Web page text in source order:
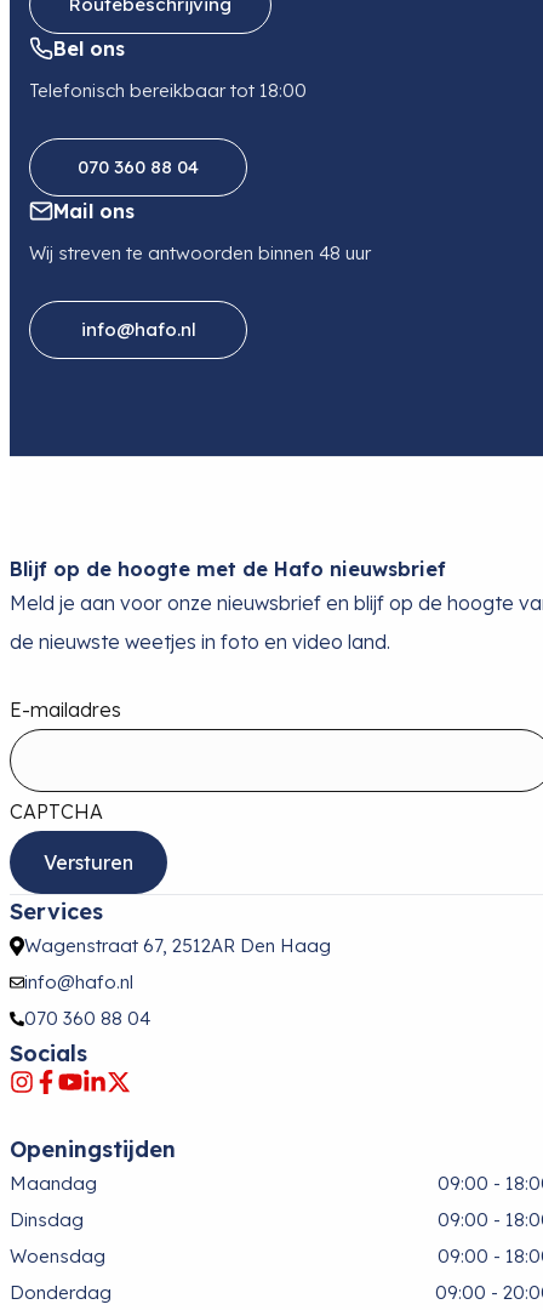
Bel ons
Telefonisch bereikbaar tot 18:00
070 360 88 04
Mail ons
Wij streven te antwoorden binnen 48 uur
info@hafo.nl
Blijf op de hoogte met de Hafo nieuwsbrief
Meld je aan voor onze nieuwsbrief en blijf op de hoogte
de nieuwste weetjes in foto en video land.
E-mailadres
CAPTCHA
Services
Wagenstraat 67, 2512AR Den Haag
info@hafo.nl
070 360 88 04
Socials
Openingstijden
Maandag
09:00 -
Dinsdag
09:00 -
Woensdag
09:00 -
Donderdag
09:00 -